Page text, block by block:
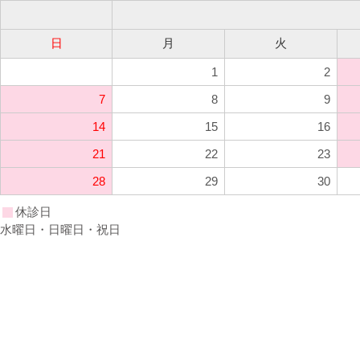
日 月 火
1
2
7
8
9
14
15
16
21
22
23
28
29 30
休診日
水曜日・日曜日・祝日